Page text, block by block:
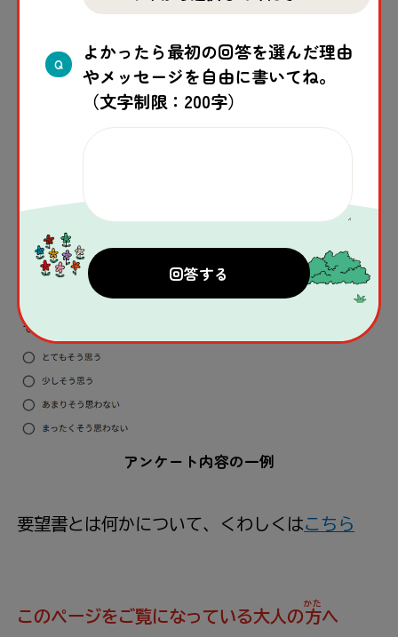
小学5年生〜高校生（学校に通っていな
参加 できます）
り： 2026 年 7月
がつ
7 日（火 ）
※アンケートの
アンケート内容の一例
要望書とは何かについて、くわしくはこちら
このページをご覧になっている大人 の方
かた
へ
Q
よかったら最初の回答を選んだ理由
やメッセージを自由に書いてね。
（文字制限：200字）